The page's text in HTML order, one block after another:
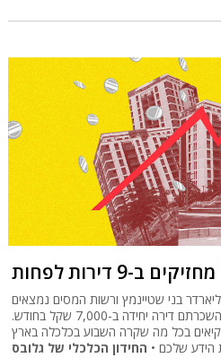
בני שטיינמץ ורשות המסים נמצאים
במאבק משפטי. מה הסיבה? • וגם: השכרתם דירה יחידה ב-7,000 שקל בחודש.
בכל מה שקרה השבוע בכלכלה בארץ
הידע שלכם • החידון הכלכלי של גלובס